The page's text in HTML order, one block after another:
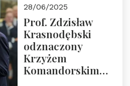
28/06/2025
Prof. Zdzisław
Krasnodębski
odznaczony
Krzyżem
Komandorskim